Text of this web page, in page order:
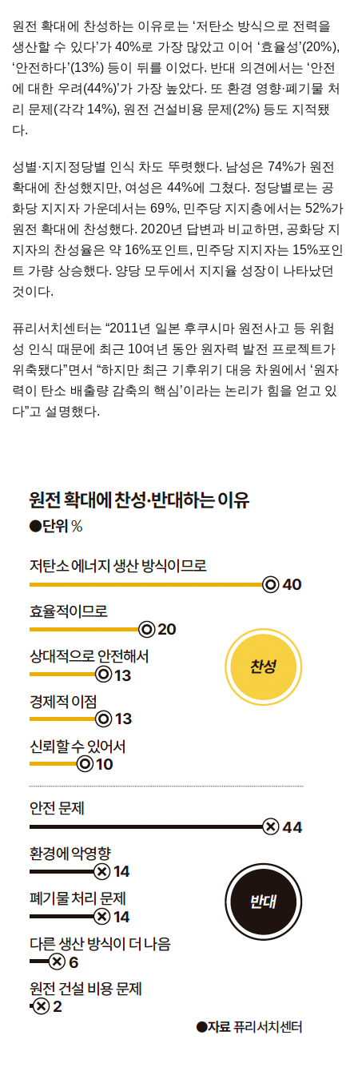
원전 확대에 찬성하는 이유로는 ‘저탄소 방식으로 전력을
생산할 수 있다’가 40%로 가장 많았고 이어 ‘효율성’(20%),
‘안전하다’(13%) 등이 뒤를 이었다. 반대 의견에서는 ‘안전
에 대한 우려(44%)’가 가장 높았다. 또 환경 영향·폐기물 처
리 문제(각각 14%), 원전 건설비용 문제(2%) 등도 지적됐
다.
성별·지지정당별 인식 차도 뚜렷했다. 남성은 74%가 원전
확대에 찬성했지만, 여성은 44%에 그쳤다. 정당별로는 공
화당 지지자 가운데서는 69%, 민주당 지지층에서는 52%가
원전 확대에 찬성했다. 2020년 답변과 비교하면, 공화당 지
지자의 찬성율은 약 16%포인트, 민주당 지지자는 15%포인
트 가량 상승했다. 양당 모두에서 지지율 성장이 나타났던
것이다.
퓨리서치센터는 “2011년 일본 후쿠시마 원전사고 등 위험
성 인식 때문에 최근 10여년 동안 원자력 발전 프로젝트가
위축됐다”면서 “하지만 최근 기후위기 대응 차원에서 ‘원자
력이 탄소 배출량 감축의 핵심’이라는 논리가 힘을 얻고 있
다”고 설명했다.